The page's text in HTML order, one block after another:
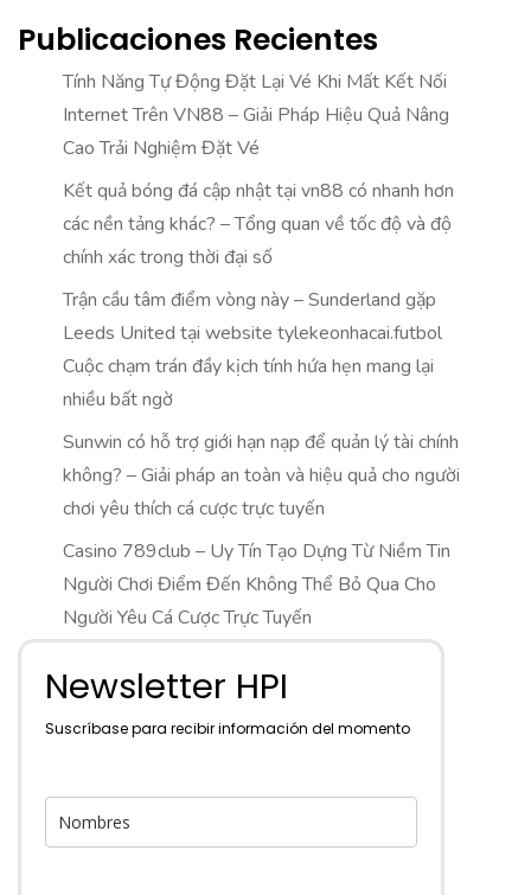
Publicaciones Recientes
Tính Năng Tự Động Đặt Lại Vé Khi Mất Kết Nối
Internet Trên VN88 – Giải Pháp Hiệu Quả Nâng
Cao Trải Nghiệm Đặt Vé
Kết quả bóng đá cập nhật tại vn88 có nhanh hơn
các nền tảng khác? – Tổng quan về tốc độ và độ
chính xác trong thời đại số
Trận cầu tâm điểm vòng này – Sunderland gặp
Leeds United tại website tylekeonhacai.futbol
Cuộc chạm trán đầy kịch tính hứa hẹn mang lại
nhiều bất ngờ
Sunwin có hỗ trợ giới hạn nạp để quản lý tài chính
không? – Giải pháp an toàn và hiệu quả cho người
chơi yêu thích cá cược trực tuyến
Casino 789club – Uy Tín Tạo Dựng Từ Niềm Tin
Người Chơi Điểm Đến Không Thể Bỏ Qua Cho
Người Yêu Cá Cược Trực Tuyến
Newsletter HPI
Suscríbase para recibir información del momento